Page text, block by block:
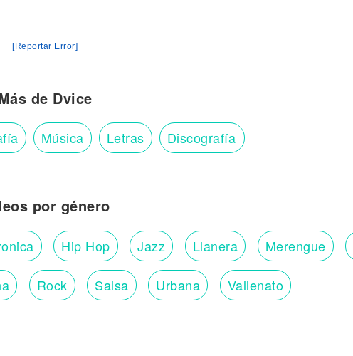
[Reportar Error]
de Dvice
Música Letras Discografía
por género
Hip Hop Jazz Llanera Merengue
Rock Salsa Urbana Vallenato